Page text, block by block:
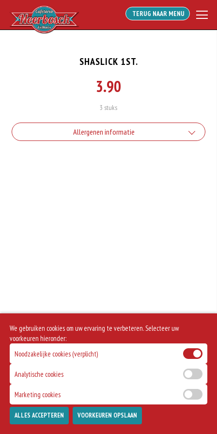
TERUG NAAR MENU
SHASLICK 1ST.
3.90
3 stuks
Allergenen informatie
We gebruiken cookies om uw ervaring te verbeteren. Selecteer uw
voorkeuren hieronder:
Noodzakelijke cookies (verplicht)
Analytische cookies
Marketing cookies
ALLES ACCEPTEREN VOORKEUREN OPSLAAN